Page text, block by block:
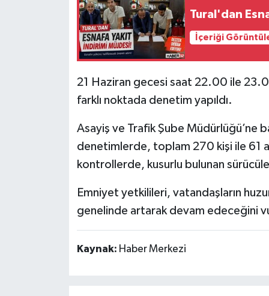
Tural'dan
İçeriği
21 Haziran gecesi saat 22.00 ile
farklı noktada denetim yapıldı.
Asayiş ve Trafik Şube Müdürlüğü’ne
denetimlerde, toplam 270 kişi ile 61
kontrollerde, kusurlu bulunan
Emniyet yetkilileri, vatandaşların
genelinde artarak devam edeceğini
Kaynak: Haber Merkezi
Tarihi Yapılarımız